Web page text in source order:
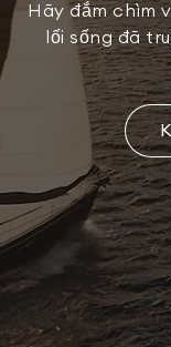
Hãy đắm chìm
lối sống đã